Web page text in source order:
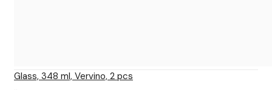
Glass, 348 ml, Vervino, 2 pcs